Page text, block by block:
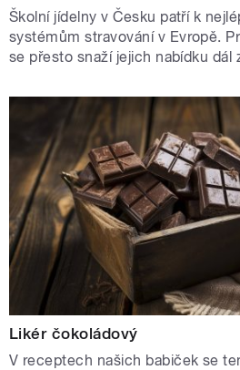
Školní jídelny v Česku patří k
systémům stravování v Evropě.
se přesto snaží jejich nabídku dál
Likér čokoládový
V receptech našich babiček se